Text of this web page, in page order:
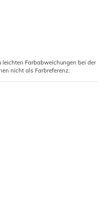
Farbabweichungen bei
nicht als Farbreferenz.